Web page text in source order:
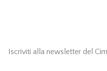
Iscriviti alla newsletter del